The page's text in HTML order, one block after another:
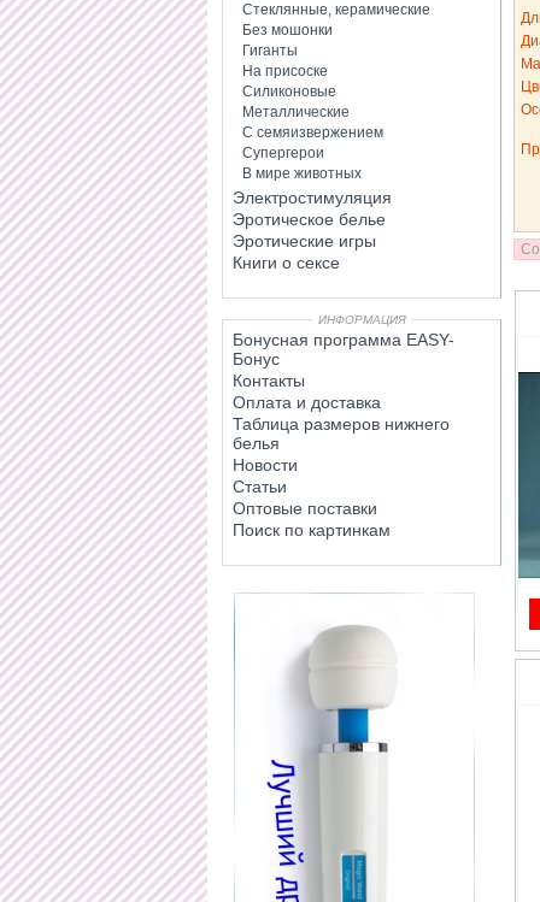
Стеклянные, керамические
Без мошонки
Гиганты
На присоске
Силиконовые
Металлические
С семяизвержением
Супергерои
В мире животных
Электростимуляция
Эротическое белье
Эротические игры
Книги о сексе
ИНФОРМАЦИЯ
Бонусная программа EASY-
Бонус
Контакты
Оплата и доставка
Таблица размеров нижнего
белья
Новости
Статьи
Оптовые поставки
Поиск по картинкам